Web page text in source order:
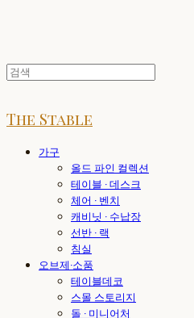
The Stable
가구
올드 파인 컬렉션
테이블 · 데스크
체어 · 벤치
캐비닛 · 수납장
선반 · 랙
침실
오브제·소품
테이블데코
스몰 스토리지
돌 · 미니어처